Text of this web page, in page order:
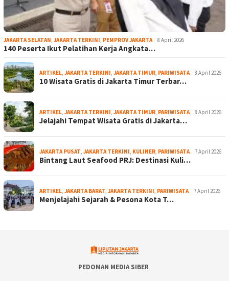
JAKARTA SELATAN, JAKARTA TERKINI, PEMPROV JAKARTA 8 April 2026
140 Peserta Ikut Pelatihan Kerja Angkata…
ARTIKEL, JAKARTA TERKINI, JAKARTA TIMUR, PARIWISATA 8 April 2026
10 Wisata Gratis di Jakarta Timur Terbar…
ARTIKEL, JAKARTA TERKINI, JAKARTA TIMUR, PARIWISATA 8 April 2026
Jelajahi Tempat Wisata Gratis di Jakarta…
JAKARTA PUSAT, JAKARTA TERKINI, KULINER, PARIWISATA 7 April 2026
Bintang Laut Seafood PRJ: Destinasi Kuli…
ARTIKEL, JAKARTA BARAT, JAKARTA TERKINI, PARIWISATA 7 April 2026
Menjelajahi Sejarah & Pesona Kota T…
PEDOMAN MEDIA SIBER